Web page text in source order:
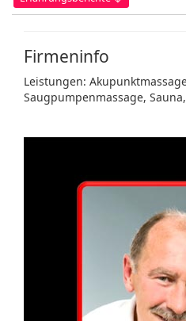
Firmeninfo
Leistungen:
Saugpumpenmassage,